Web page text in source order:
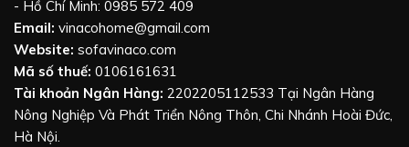
- Hồ Chí Minh: 0985 572 409
Email: vinacohome@gmail.com
Website: sofavinaco.com
Mã số thuế: 0106161631
Tài khoản Ngân Hàng: 2202205112533 Tại Ngân Hàng
Nông Nghiệp Và Phát Triển Nông Thôn, Chi Nhánh Hoài Đức,
Hà Nội.